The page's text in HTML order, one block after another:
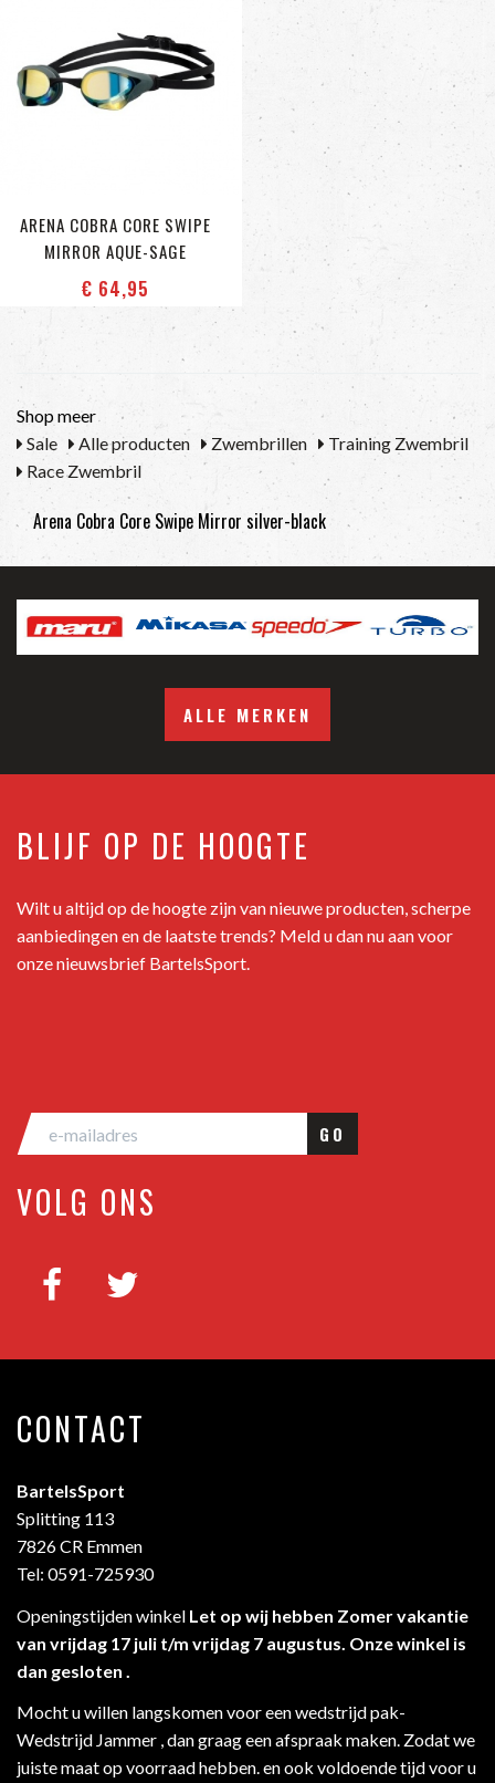
ARENA COBRA CORE SWIPE
MIRROR AQUE-SAGE
€ 64,95
Shop meer
Sale
Alle producten Zwembrillen
Training Zwembril
Race Zwembril
Arena Cobra Core Swipe Mirror silver-black
ALLE MERKEN
BLIJF OP DE HOOGTE
Wilt u altijd op de hoogte zijn van nieuwe producten, scherpe
aanbiedingen en de laatste trends? Meld u dan nu aan voor
onze nieuwsbrief BartelsSport.
GO
VOLG ONS
CONTACT
BartelsSport
Splitting 113
7826 CR Emmen
Tel: 0591-725930
Openingstijden winkel Let op wij hebben Zomer vakantie
van vrijdag 17 juli t/m vrijdag 7 augustus. Onze winkel is
dan gesloten .
Mocht u willen langskomen voor een wedstrijd pak-
Wedstrijd Jammer , dan graag een afspraak maken. Zodat we
juiste maat op voorraad hebben. en ook voldoende tijd voor u